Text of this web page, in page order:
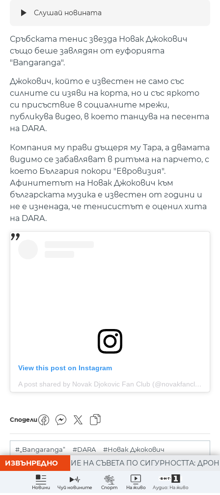
Слушай новината
Сръбската тенис звезда Новак Джокович
също беше завлядян от еуфорията
"Bangaranga".
Джокович, който е известен не само със
силните си изяви на корта, но и със яркото
си присъствие в социалните мрежи,
публикува видео, в което танцува на песента
на DARA.
Компания му прави дъщеря му Тара, а двамата
видимо се забавляват в ритъма на парчето, с
което България покори "Евровизия".
Афинитетът на Новак Джокович към
българската музика е известен от години и
не е изненада, че тенисистът е оценил хита
на DARA.
View this post on Instagram
A post shared by Novak Djokovic Fan Club (@novakfanclub)
Сподели
#„Bangaranga“ #DARA #Новак Джокович
Зареди още новини
ИЗВЪНРЕДНО
НА СЪВЕТА ПО СИГУРНОСТТА: ДРОН Е НАХЛУЛ
Новини Чуй новините Спорт На живо Аудио: На живо